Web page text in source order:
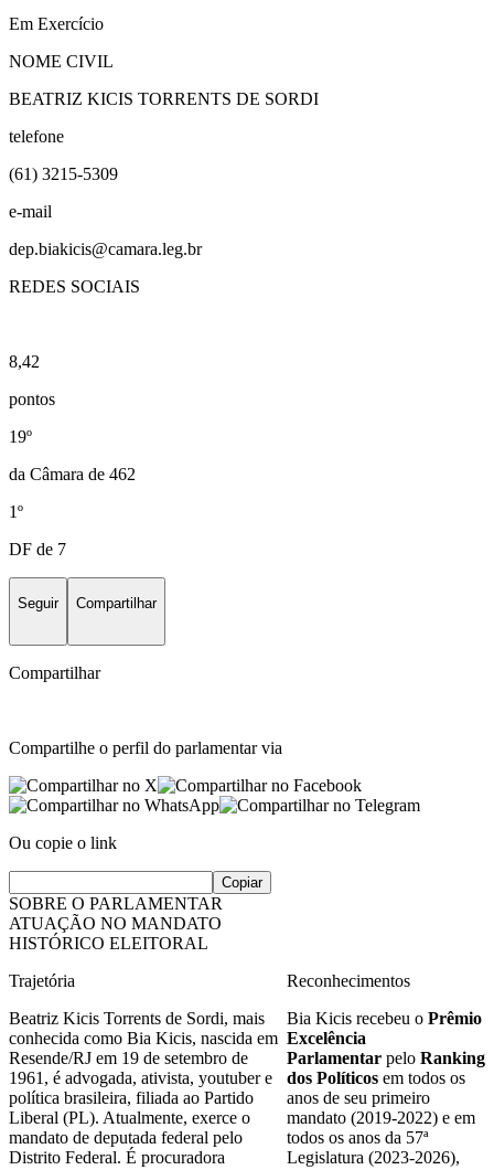
Em Exercício
NOME CIVIL
BEATRIZ KICIS TORRENTS DE SORDI
telefone
(61) 3215-5309
e-mail
dep.biakicis@camara.leg.br
REDES SOCIAIS
8,42
pontos
19º
da Câmara de 462
1º
DF de 7
Seguir Compartilhar
Compartilhar
Compartilhe o perfil do parlamentar via
Ou copie o link
Copiar
SOBRE O PARLAMENTAR
ATUAÇÃO NO MANDATO
HISTÓRICO ELEITORAL
Trajetória
Beatriz Kicis Torrents de Sordi, mais
conhecida como Bia Kicis, nascida em
Resende/RJ em 19 de setembro de
1961, é advogada, ativista, youtuber e
política brasileira, filiada ao Partido
Liberal (PL). Atualmente, exerce o
mandato de deputada federal pelo
Distrito Federal. É procuradora
Reconhecimentos
Bia Kicis recebeu o Prêmio
Excelência
Parlamentar pelo Ranking
dos Políticos em todos os
anos de seu primeiro
mandato (2019-2022) e em
todos os anos da 57ª
Legislatura (2023-2026),